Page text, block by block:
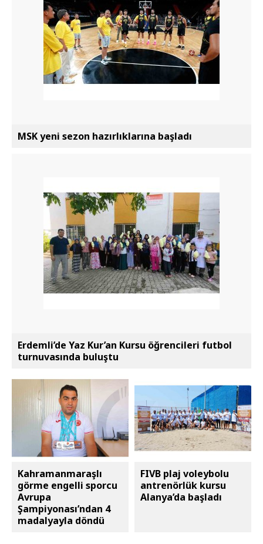
MSK yeni sezon hazırlıklarına başladı
Erdemli’de Yaz Kur’an Kursu öğrencileri futbol
turnuvasında buluştu
Kahramanmaraşlı
görme engelli sporcu
Avrupa
Şampiyonası’ndan 4
madalyayla döndü
FIVB plaj voleybolu
antrenörlük kursu
Alanya’da başladı